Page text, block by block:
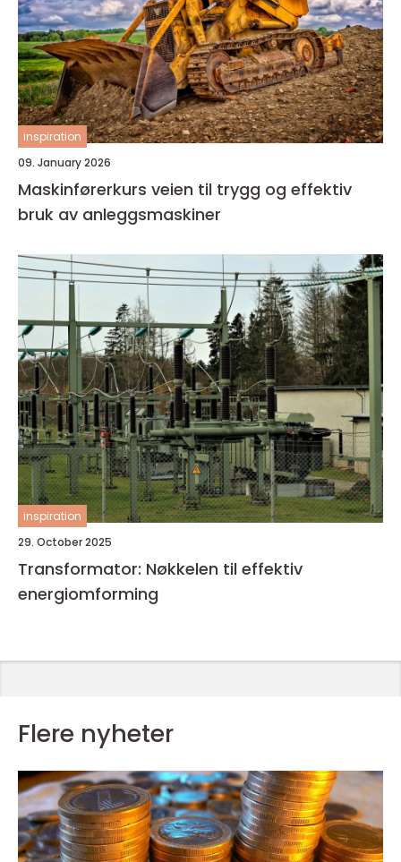
inspiration
09. January 2026
Maskinførerkurs veien til trygg og effektiv
bruk av anleggsmaskiner
inspiration
29. October 2025
Transformator: Nøkkelen til effektiv
energiomforming
Flere nyheter